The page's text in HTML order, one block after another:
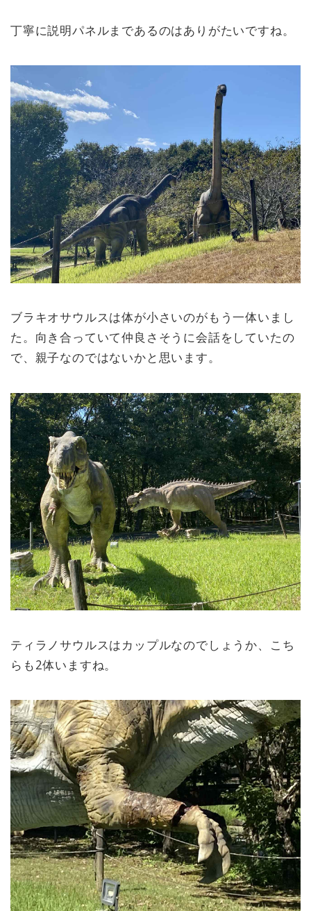
丁寧に説明パネルまであるのはありがたいですね。
ブラキオサウルスは体が小さいのがもう一体いまし
た。向き合っていて仲良さそうに会話をしていたの
で、親子なのではないかと思います。
ティラノサウルスはカップルなのでしょうか、こち
らも2体いますね。